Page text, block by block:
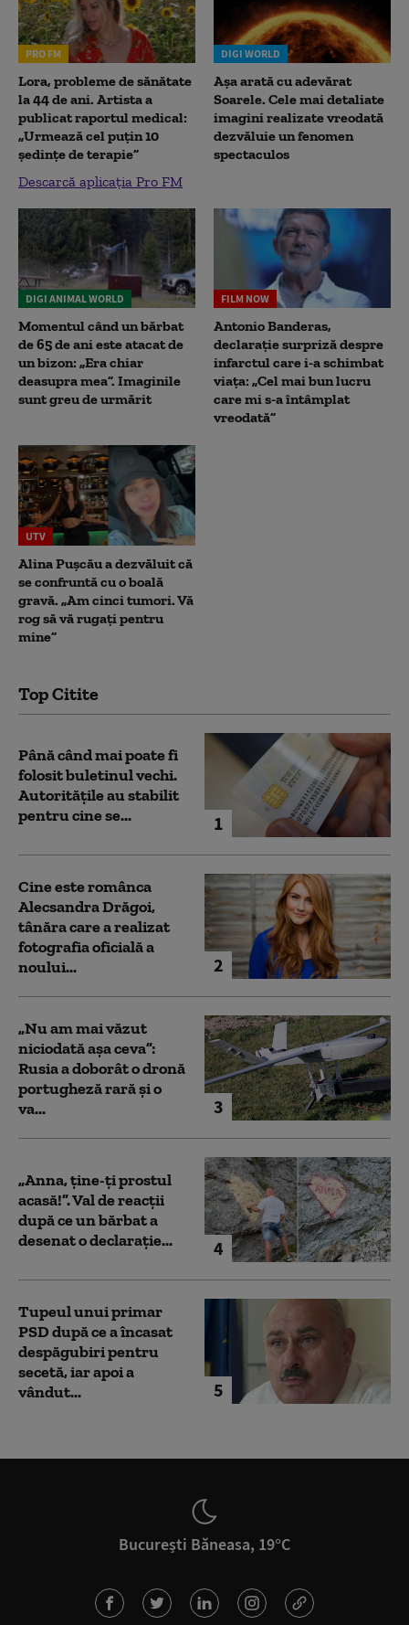
PRO FM
Lora, probleme de sănătate
la 44 de ani. Artista a
publicat raportul medical:
„Urmează cel puțin 10
ședințe de terapie”
Descarcă aplicația Pro FM
DIGI WORLD
Așa arată cu adevărat
Soarele. Cele mai detaliate
imagini realizate vreodată
dezvăluie un fenomen
spectaculos
DIGI ANIMAL WORLD
Momentul când un bărbat
de 65 de ani este atacat de
un bizon: „Era chiar
deasupra mea”. Imaginile
sunt greu de urmărit
FILM NOW
Antonio Banderas,
declarație surpriză despre
infarctul care i-a schimbat
viața: „Cel mai bun lucru
care mi s-a întâmplat
vreodată”
UTV
Alina Pușcău a dezvăluit că
se confruntă cu o boală
gravă. „Am cinci tumori. Vă
rog să vă rugați pentru
mine”
Top Citite
1
Până când mai poate fi
folosit buletinul vechi.
Autoritățile au stabilit
pentru cine se...
2
Cine este românca
Alecsandra Drăgoi,
tânăra care a realizat
fotografia oficială a
noului...
3
„Nu am mai văzut
niciodată așa ceva”:
Rusia a doborât o dronă
portugheză rară și o
va...
4
„Anna, ţine-ţi prostul
acasă!”. Val de reacții
după ce un bărbat a
desenat o declarație...
5
Tupeul unui primar
PSD după ce a încasat
despăgubiri pentru
secetă, iar apoi a
vândut...
București Băneasa, 19°C